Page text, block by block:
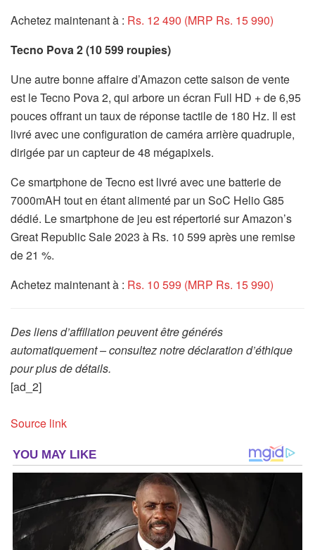
Achetez maintenant à : Rs. 12 490 (MRP Rs. 15 990)
Tecno Pova 2 (10 599 roupies)
Une autre bonne affaire d’Amazon cette saison de vente
est le Tecno Pova 2, qui arbore un écran Full HD + de 6,95
pouces offrant un taux de réponse tactile de 180 Hz. Il est
livré avec une configuration de caméra arrière quadruple,
dirigée par un capteur de 48 mégapixels.
Ce smartphone de Tecno est livré avec une batterie de
7000mAH tout en étant alimenté par un SoC Helio G85
dédié. Le smartphone de jeu est répertorié sur Amazon’s
Great Republic Sale 2023 à Rs. 10 599 après une remise
de 21 %.
Achetez maintenant à : Rs. 10 599 (MRP Rs. 15 990)
Des liens d’affiliation peuvent être générés
automatiquement – consultez notre déclaration d’éthique
pour plus de détails.
[ad_2]
Source link